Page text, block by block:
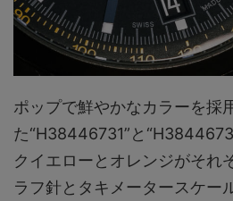
ポップで鮮やかなカラーを採
た“H38446731”と
クイエローとオレンジがそれ
ラフ針とタキメータースケー